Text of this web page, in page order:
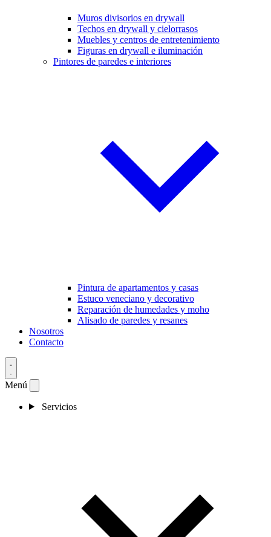
Muros divisorios en drywall
Techos en drywall y cielorrasos
Muebles y centros de entretenimiento
Figuras en drywall e iluminación
Pintores de paredes e interiores
Pintura de apartamentos y casas
Estuco veneciano y decorativo
Reparación de humedades y moho
Alisado de paredes y resanes
Nosotros
Contacto
Menú
Servicios